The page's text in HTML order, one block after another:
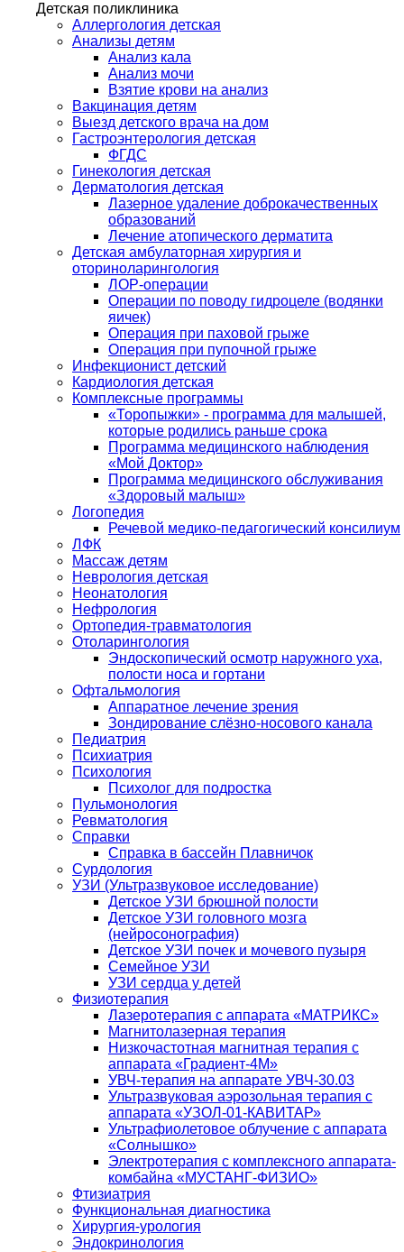
Детская поликлиника
Аллергология детская
Анализы детям
Анализ кала
Анализ мочи
Взятие крови на анализ
Вакцинация детям
Выезд детского врача на дом
Гастроэнтерология детская
ФГДС
Гинекология детская
Дерматология детская
Лазерное удаление доброкачественных
образований
Лечение атопического дерматита
Детская амбулаторная хирургия и
оториноларингология
ЛОР-операции
Операции по поводу гидроцеле (водянки
яичек)
Операция при паховой грыже
Операция при пупочной грыже
Инфекционист детский
Кардиология детская
Комплексные программы
«Торопыжки» - программа для малышей,
которые родились раньше срока
Программа медицинского наблюдения
«Мой Доктор»
Программа медицинского обслуживания
«Здоровый малыш»
Логопедия
Речевой медико-педагогический консилиум
ЛФК
Массаж детям
Неврология детская
Неонатология
Нефрология
Ортопедия-травматология
Отоларингология
Эндоскопический осмотр наружного уха,
полости носа и гортани
Офтальмология
Аппаратное лечение зрения
Зондирование слёзно-носового канала
Педиатрия
Психиатрия
Психология
Психолог для подростка
Пульмонология
Ревматология
Справки
Справка в бассейн Плавничок
Сурдология
УЗИ (Ультразвуковое исследование)
Детское УЗИ брюшной полости
Детское УЗИ головного мозга
(нейросонография)
Детское УЗИ почек и мочевого пузыря
Семейное УЗИ
УЗИ сердца у детей
Физиотерапия
Лазеротерапия с аппарата «МАТРИКС»
Магнитолазерная терапия
Низкочастотная магнитная терапия с
аппарата «Градиент-4М»
УВЧ-терапия на аппарате УВЧ-30.03
Ультразвуковая аэрозольная терапия с
аппарата «УЗОЛ-01-КАВИТАР»
Ультрафиолетовое облучение с аппарата
«Солнышко»
Электротерапия с комплексного аппарата-
комбайна «МУСТАНГ-ФИЗИО»
Фтизиатрия
Функциональная диагностика
Хирургия-урология
Эндокринология